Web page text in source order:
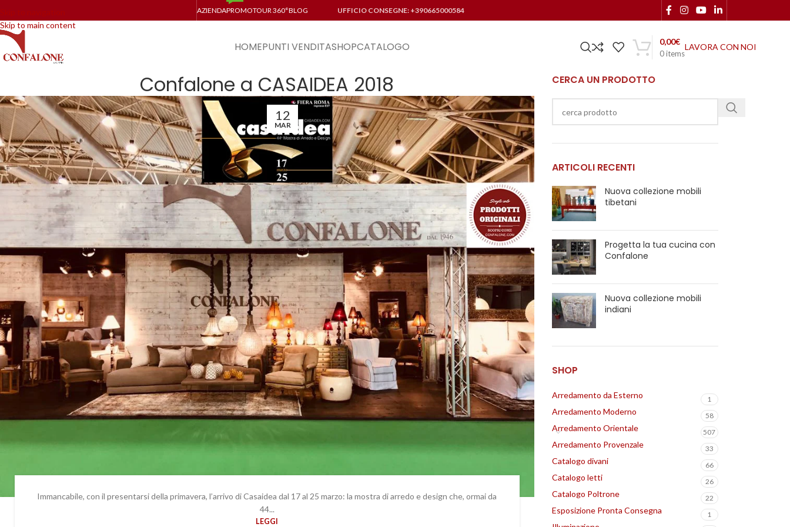
Skip to main content
AZIENDAPROMOTOUR 360°BLOG UFFICIO CONSEGNE: +390665000584
HOMEPUNTI VENDITASHOPCATALOGO 0items
0,00€
LAVORA CON NOI
Confalone a CASAIDEA 2018
12
MAR
Immancabile, con il presentarsi della primavera, l’arrivo di Casaidea dal 17 al 25 marzo: la mostra di arredo e design che, ormai da
44...
LEGGI
CERCA UN PRODOTTO
ARTICOLI RECENTI
Nuova collezione mobili
tibetani
Progetta la tua cucina con
Confalone
Nuova collezione mobili
indiani
SHOP
Arredamento da Esterno 1
Arredamento Moderno 58
Arredamento Orientale 507
Arredamento Provenzale 33
Catalogo divani 66
Catalogo letti 26
Catalogo Poltrone 22
Esposizione Pronta Consegna 1